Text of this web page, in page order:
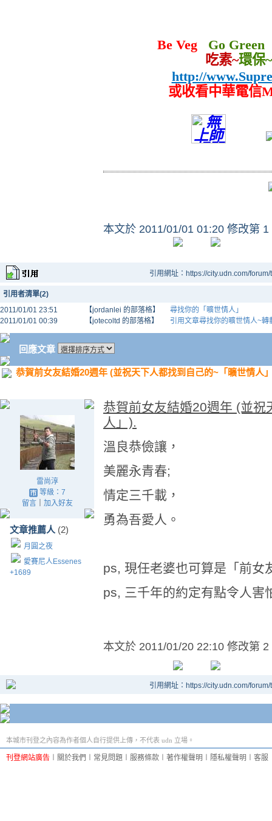
Be Veg Go
吃素~環保~
http://
或收看中華電信
本文於 2011/01/01 01:20 修改第 1
引用網址：https://city.udn.com/
引用者清單(2)
2011/01/01 23:51
【jordanlei 的部落格】
尋找你的「曠世情人」
2011/01/01 00:39
【jotecoltd 的部落格】 引用文章尋找你的曠世情人~轉
回應文章
恭賀前女友結婚20週年 (並祝天下人都找到自己的~「曠世情人
雷尚淳
等級：7
留言｜ 加入好友
文章推薦人 (2)
月圓之夜
愛賽尼人Essenes
+1689
恭賀前女友結婚20週年 (並祝
人」).
溫良恭儉讓，
美麗永青春;
情定三千載，
勇為吾愛人。
ps, 現任老婆也可算是「前女
ps, 三千年的約定有點令人害
本文於 2011/01/20 22:10 修改第 2
引用網址：https://city.udn.com/
本城市刊登之內容為作者個人自行提供上傳，不代表 udn 立場。
刊登網站廣告 關於我們 常見問題 服務條款 著作權聲明 隱私權聲明 客服